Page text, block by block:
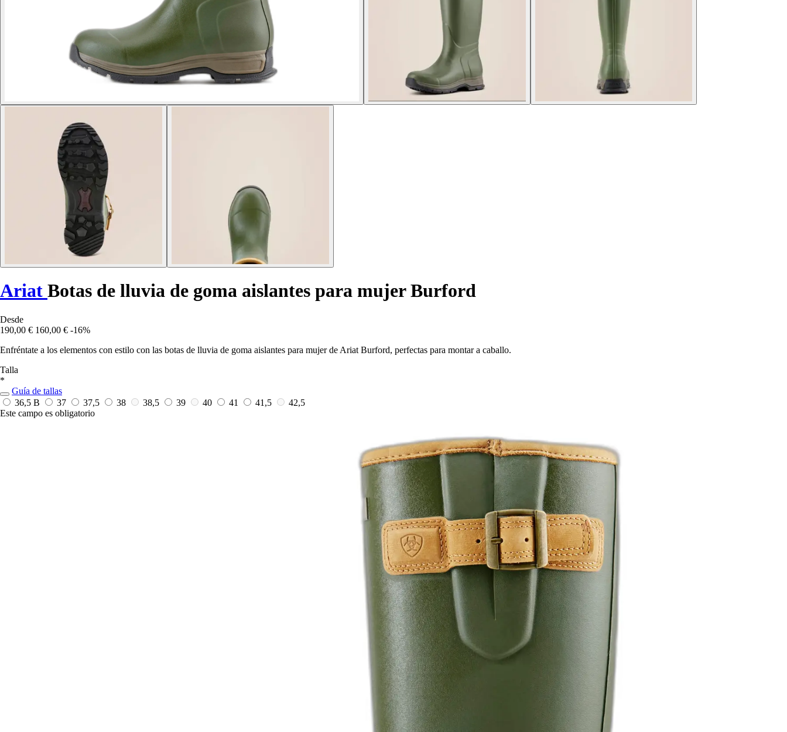
Ariat Botas de lluvia de goma aislantes para mujer Burford
Desde
190,00 € 160,00 € -16%
Enfréntate a los elementos con estilo con las botas de lluvia de goma aislantes para mujer de Ariat Burford, perfectas para montar a caballo.
Talla
*
Guía de tallas
36,5 B
37 37,5 38 38,5 39 40 41 41,5
42,5
Este campo es obligatorio